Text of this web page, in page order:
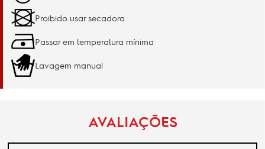
Proibido usar secadora
Passar em temperatura mínima
Lavagem manual
AVALIAÇÕES